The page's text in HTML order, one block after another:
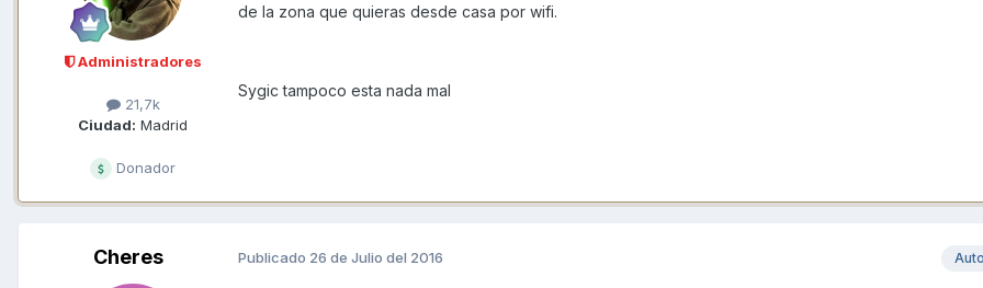
Administradores
21,7k
Ciudad: Madrid
Donador
de la zona que quieras desde casa por wifi.
Sygic tampoco esta nada mal
Cheres Publicado 26 de Julio del 2016